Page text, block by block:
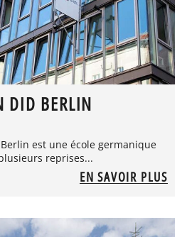
DID BERLIN
est une école germanique
reprises...
EN SAVOIR PLUS